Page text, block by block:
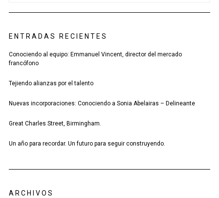
ENTRADAS RECIENTES
Conociendo al equipo: Emmanuel Vincent, director del mercado
francófono
Tejiendo alianzas por el talento
Nuevas incorporaciones: Conociendo a Sonia Abelairas – Delineante
Great Charles Street, Birmingham.
Un año para recordar. Un futuro para seguir construyendo.
ARCHIVOS